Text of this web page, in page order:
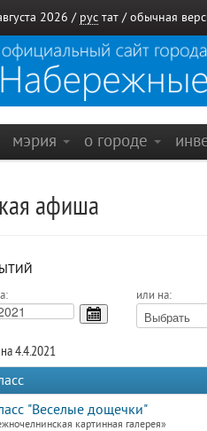
2026 / рус тат / обычная
мэрия о городе
афиша
или на:
4.4.2021
"Веселые дощечки"
картинная галерея»